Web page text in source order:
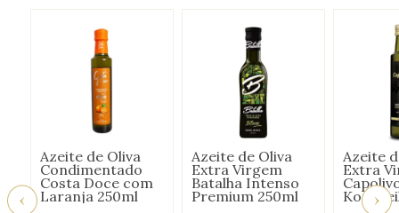
Azeite de Oliva
Condimentado
Costa Doce com
Laranja 250ml
Azeite de Oliva
Extra Virgem
Batalha Intenso
Premium 250ml
Azeite
Extra